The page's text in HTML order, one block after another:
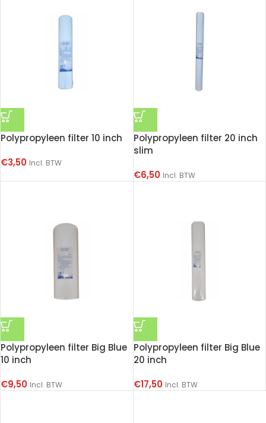
Polypropyleen filter 10 inch
€3,50 Incl. BTW
Polypropyleen filter 20 inch
slim
€6,50 Incl. BTW
Polypropyleen filter Big Blue
10 inch
€9,50 Incl. BTW
Polypropyleen filter Big Blue
20 inch
€17,50 Incl. BTW